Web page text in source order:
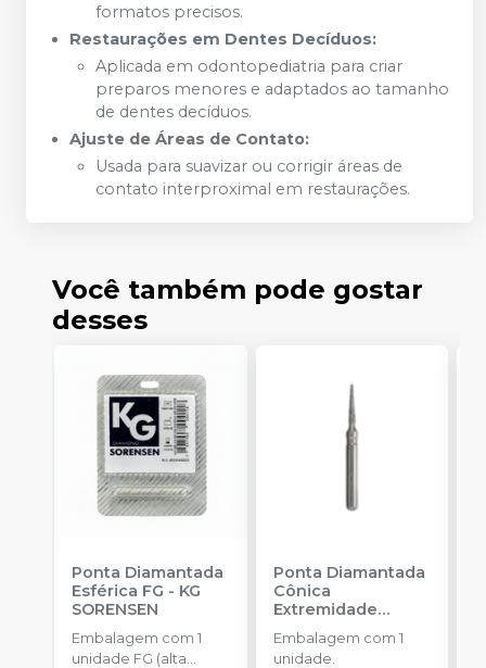
formatos precisos.
Restaurações em Dentes Decíduos:
Aplicada em odontopediatria para criar
preparos menores e adaptados ao tamanho
de dentes decíduos.
Ajuste de Áreas de Contato:
Usada para suavizar ou corrigir áreas de
contato interproximal em restaurações.
Você também pode gostar
desses
Ponta Diamantada
Esférica FG - KG
SORENSEN
Embalagem com 1
unidade FG (alta
Ponta Diamantada
Cônica
Extremidade
Arredondada FG
KG SORENSEN
Embalagem com 1
unidade.